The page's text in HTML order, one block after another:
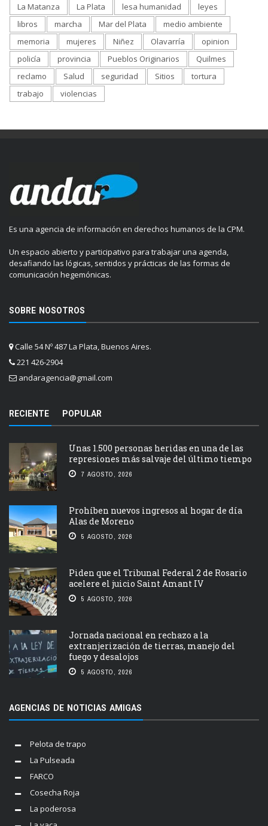
La Matanza
La Plata lesa humanidad
leyes
libros
marcha Mar del Plata
medio ambiente
memoria
mujeres Niñez Olavarría
opinion
policía
provincia Pueblos Originarios
Quilmes
reclamo
Salud seguridad Sitios
tortura
trabajo
violencias
Es una agencia de información en derechos humanos de la CPM.
Un espacio abierto y participativo para trabajar una agenda,
desafiando las lógicas, sentidos y prácticas de las formas de
comunicación hegemónicas.
SOBRE NOSOTROS
Calle 54 Nº 487 La Plata, Buenos Aires.
221 426-2904
andaragencia@gmail.com
RECIENTE POPULAR
Unas 1.500 personas heridas en una de las
represiones más salvaje del último tiempo
7 AGOSTO, 2026
Prohíben nuevos ingresos al hogar de día
Alas de Moreno
5 AGOSTO, 2026
Piden que el Tribunal Federal 2 de Rosario
acelere el juicio Saint Amant IV
5 AGOSTO, 2026
Jornada nacional en rechazo a la
extranjerización de tierras, manejo del
fuego y desalojos
5 AGOSTO, 2026
AGENCIAS DE NOTICIAS AMIGAS
Pelota de trapo
La Pulseada
FARCO
Cosecha Roja
La poderosa